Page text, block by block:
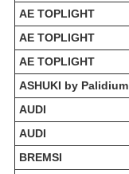
AE TOPLIGHT
AE TOPLIGHT
AE TOPLIGHT
ASHUKI by Palidium
AUDI
AUDI
BREMSI